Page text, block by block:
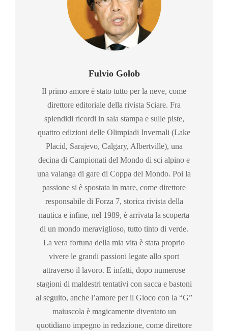
Fulvio Golob
Il primo amore è stato tutto per la neve, come
direttore editoriale della rivista Sciare. Fra
splendidi ricordi in sala stampa e sulle piste,
quattro edizioni delle Olimpiadi Invernali (Lake
Placid, Sarajevo, Calgary, Albertville), una
decina di Campionati del Mondo di sci alpino e
una valanga di gare di Coppa del Mondo. Poi la
passione si è spostata in mare, come direttore
responsabile di Forza 7, storica rivista della
nautica e infine, nel 1989, è arrivata la scoperta
di un mondo meraviglioso, tutto tinto di verde.
La vera fortuna della mia vita è stata proprio
vivere le grandi passioni legate allo sport
attraverso il lavoro. E infatti, dopo numerose
stagioni di maldestri tentativi con sacca e bastoni
al seguito, anche l’amore per il Gioco con la “G”
maiuscola è magicamente diventato un
quotidiano impegno in redazione, come direttore